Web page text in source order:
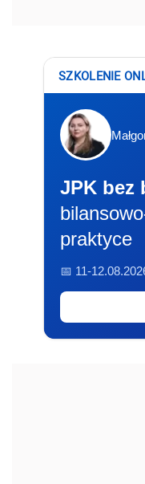
SZKOLENIE
JPK bez
praktyce
📅 11-